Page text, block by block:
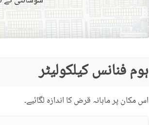
قریبی سکول
دیگر قریبی جگہیں
مزید خصوصیات دیکھ بھال کا عملہ
ہوم فنانس کیلکولیٹر
اس مکان پر ماہانہ قرض کا اندازہ لگائیے۔